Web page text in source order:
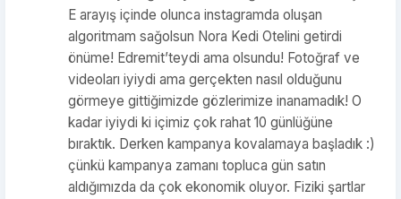
E arayış içinde olunca instagramda oluşan
algoritmam sağolsun Nora Kedi Otelini getirdi
önüme! Edremit’teydi ama olsundu! Fotoğraf ve
videoları iyiydi ama gerçekten nasıl olduğunu
görmeye gittiğimizde gözlerimize inanamadık! O
kadar iyiydi ki içimiz çok rahat 10 günlüğüne
bıraktık. Derken kampanya kovalamaya başladık :)
çünkü kampanya zamanı topluca gün satın
aldığımızda da çok ekonomik oluyor. Fiziki şartlar